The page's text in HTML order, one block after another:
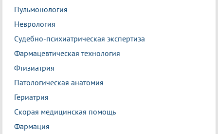
Пульмонология
Неврология
Судебно-психиатрическая экспертиза
Фармацевтическая технология
Фтизиатрия
Патологическая анатомия
Гериатрия
Скорая медицинская помощь
Фармация